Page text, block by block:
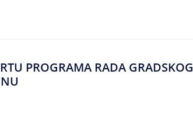
PROGRAMA RADA GRADSKOG